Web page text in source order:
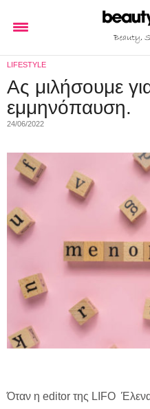
LIFESTYLE
Ας μιλήσουμε
εμμηνόπαυση.
24/06/2022
Όταν η editor της LIFO